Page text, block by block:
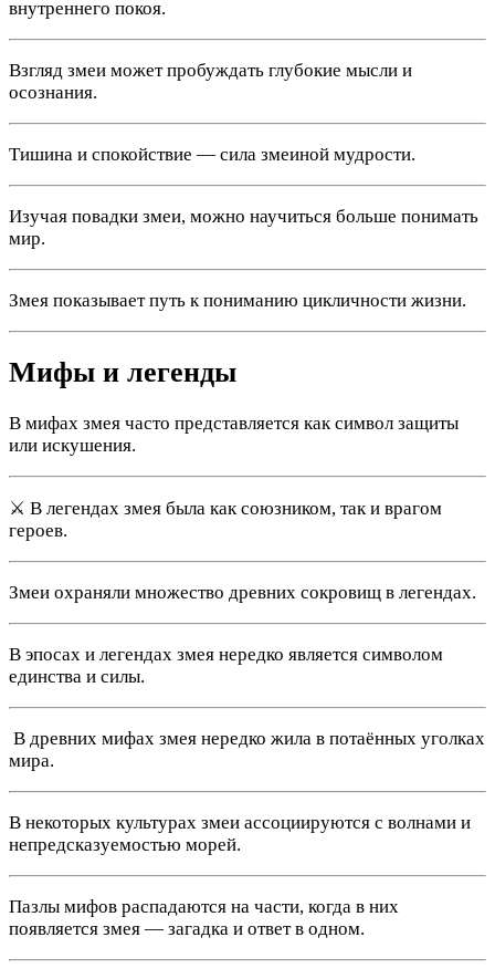
внутреннего покоя.
Взгляд змеи может пробуждать глубокие мысли и
осознания.
Тишина и спокойствие — сила змеиной мудрости.
Изучая повадки змеи, можно научиться больше понимать
мир.
Змея показывает путь к пониманию цикличности жизни.
Мифы и легенды
В мифах змея часто представляется как символ защиты
или искушения.
⚔️ В легендах змея была как союзником, так и врагом
героев.
Змеи охраняли множество древних сокровищ в легендах.
В эпосах и легендах змея нередко является символом
единства и силы.
️ В древних мифах змея нередко жила в потаённых уголках
мира.
В некоторых культурах змеи ассоциируются с волнами и
непредсказуемостью морей.
Пазлы мифов распадаются на части, когда в них
появляется змея — загадка и ответ в одном.